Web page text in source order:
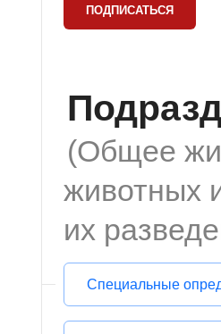
(Общее
животных
их
Специальные